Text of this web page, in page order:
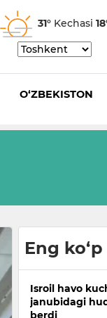
31° Kechasi
O‘ZBEKISTON
Eng
Isroil havo
janubidagi
berdi